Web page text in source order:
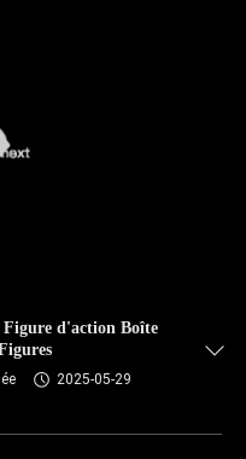
Figure d'action Boîte
2025-05-29